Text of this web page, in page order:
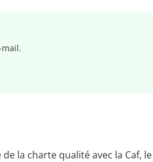
la charte qualité avec la Caf, le